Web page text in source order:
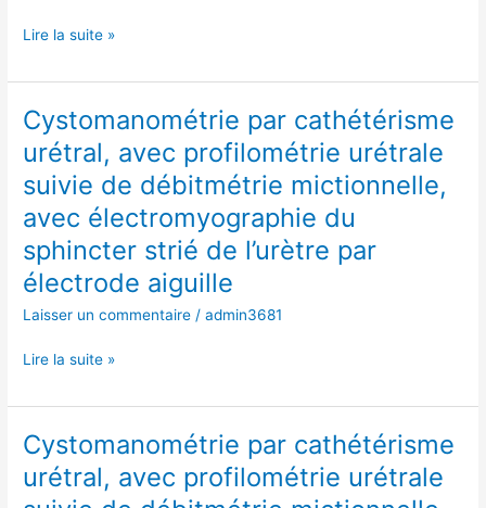
mictionnelle,
sphincter
strié
l’urètre
par
électrode
aiguille
Lire la suite »
Cystomanométrie par cathétérisme
urétral, avec profilométrie urétrale
suivie de débitmétrie mictionnelle,
avec électromyographie du
sphincter strié de l’urètre par
électrode aiguille
Laisser un commentaire /admin3681
Cystomanométrie
par
cathétérisme
urétral,
avec
urétrale
suivie
de
mictionnelle,
sphincter
strié
Lire la suite »
Cystomanométrie par cathétérisme
urétral, avec profilométrie urétrale
Cystomanométrie
par
cathétérisme